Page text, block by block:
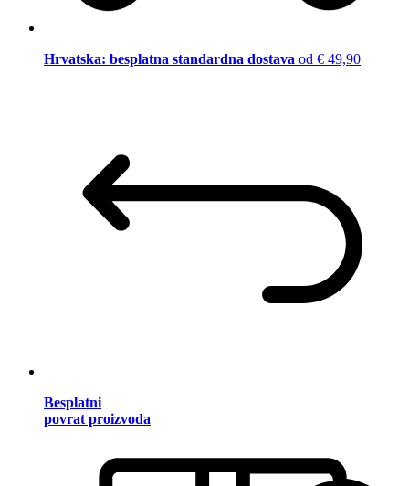
Hrvatska: besplatna standardna dostava od € 49,90
Besplatni
povrat proizvoda